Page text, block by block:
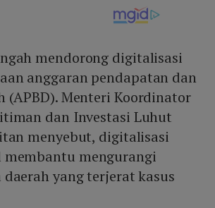
mendorong digitalisasi
anggaran pendapatan dan
(APBD). Menteri Koordinator
dan Investasi Luhut
menyebut, digitalisasi
mengurangi
yang terjerat kasus